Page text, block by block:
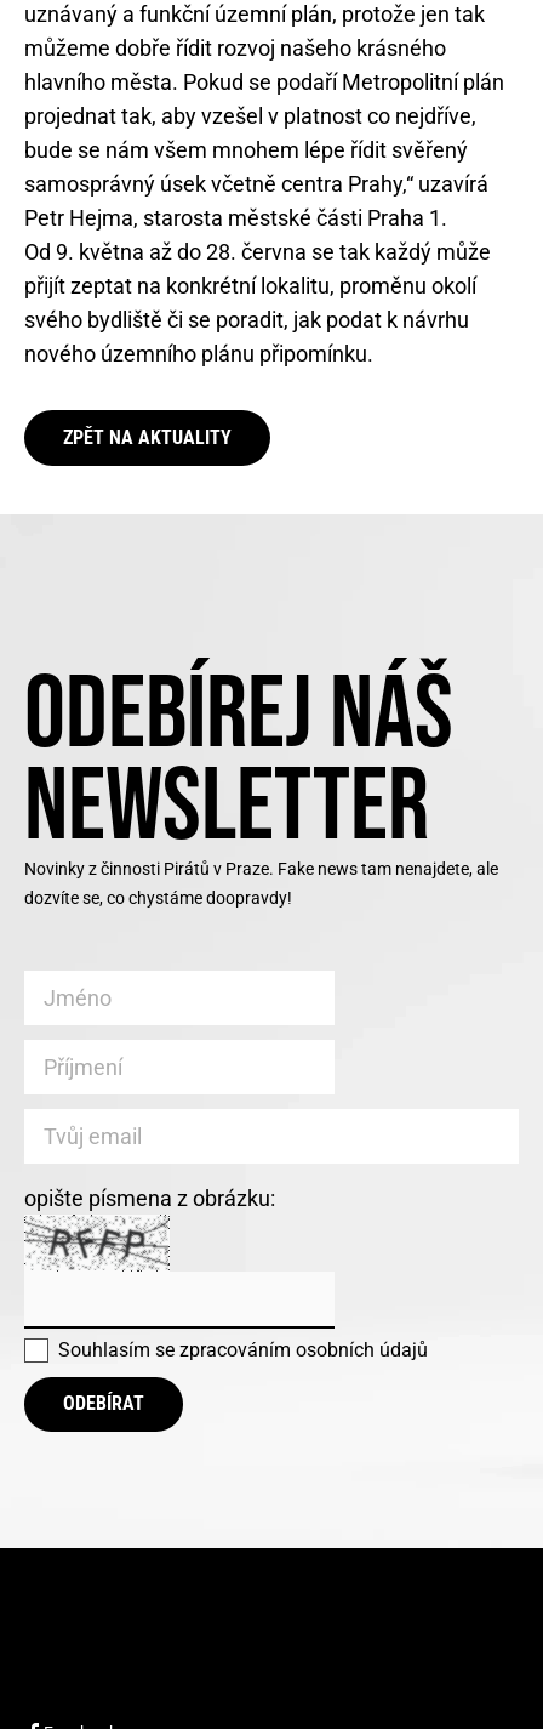
uznávaný a funkční územní plán, protože jen tak
můžeme dobře řídit rozvoj našeho krásného
hlavního města. Pokud se podaří Metropolitní plán
projednat tak, aby vzešel v platnost co nejdříve,
bude se nám všem mnohem lépe řídit svěřený
samosprávný úsek včetně centra Prahy,“ uzavírá
Petr Hejma, starosta městské části Praha 1.
Od 9. května až do 28. června se tak každý může
přijít zeptat na konkrétní lokalitu, proměnu okolí
svého bydliště či se poradit, jak podat k návrhu
nového územního plánu připomínku.
ZPĚT NA AKTUALITY
ODEBÍREJ NÁŠ
NEWSLETTER
Novinky z činnosti Pirátů v Praze. Fake news tam nenajdete, ale
dozvíte se, co chystáme doopravdy!
opište písmena z obrázku:
Souhlasím se zpracováním osobních údajů
ODEBÍRAT